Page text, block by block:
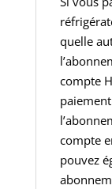
quelle
compte
compte
pouvez